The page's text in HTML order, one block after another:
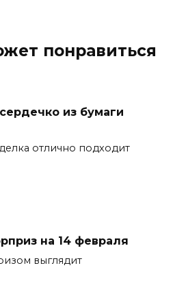
понравиться
из бумаги
отлично подходит
на 14 февраля
выглядит